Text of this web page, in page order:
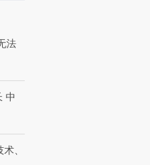
法
中
、